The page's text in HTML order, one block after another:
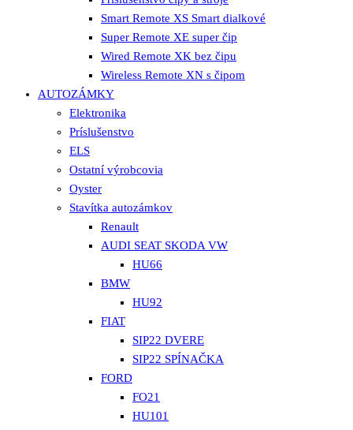
Smart Remote XS Smart dialkové
Super Remote XE super čip
Wired Remote XK bez čipu
Wireless Remote XN s čipom
AUTOZÁMKY
Elektronika
Príslušenstvo
ELS
Ostatní výrobcovia
Oyster
Stavítka autozámkov
Renault
AUDI SEAT SKODA VW
HU66
BMW
HU92
FIAT
SIP22 DVERE
SIP22 SPÍNAČKA
FORD
FO21
HU101